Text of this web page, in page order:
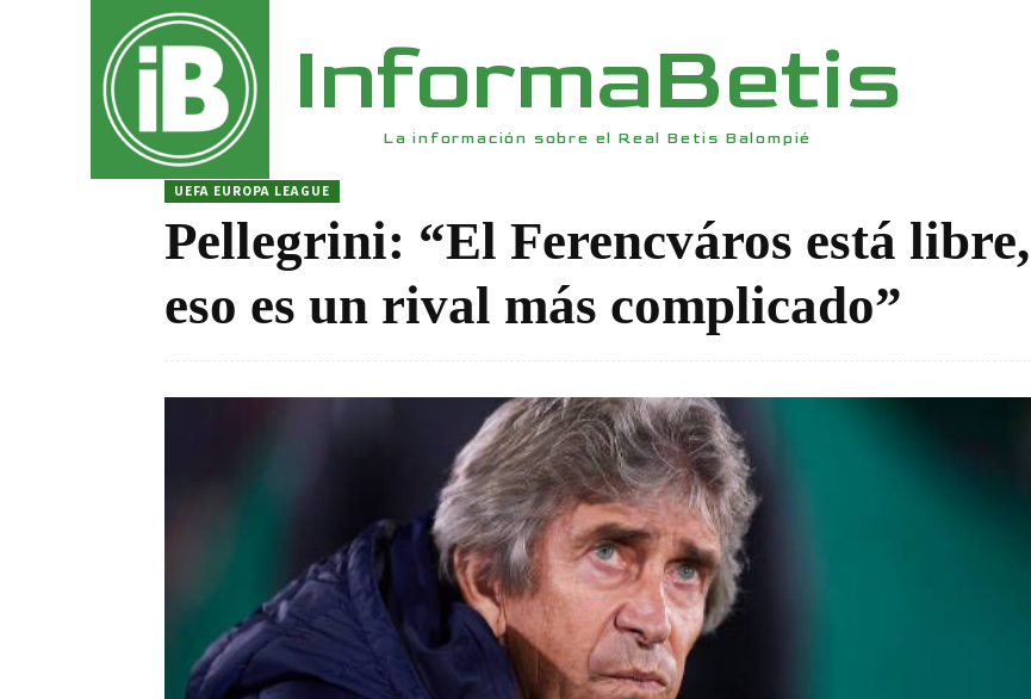
InformaBetis
La información sobre el Real Betis Balompié
UEFA EUROPA LEAGUE
Pellegrini: “El Ferencváros está
eso es un rival más complicado”